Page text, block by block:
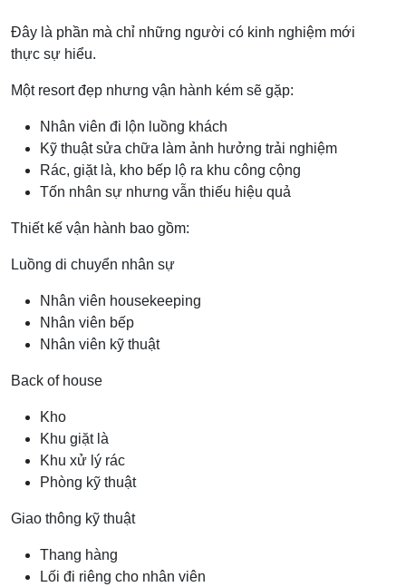
Đây là phần mà chỉ những người có kinh nghiệm mới
thực sự hiểu.
Một resort đẹp nhưng vận hành kém sẽ gặp:
Nhân viên đi lộn luồng khách
Kỹ thuật sửa chữa làm ảnh hưởng trải nghiệm
Rác, giặt là, kho bếp lộ ra khu công cộng
Tốn nhân sự nhưng vẫn thiếu hiệu quả
Thiết kế vận hành bao gồm:
Luồng di chuyển nhân sự
Nhân viên housekeeping
Nhân viên bếp
Nhân viên kỹ thuật
Back of house
Kho
Khu giặt là
Khu xử lý rác
Phòng kỹ thuật
Giao thông kỹ thuật
Thang hàng
Lối đi riêng cho nhân viên